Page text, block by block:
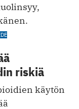
riskiä
käytön